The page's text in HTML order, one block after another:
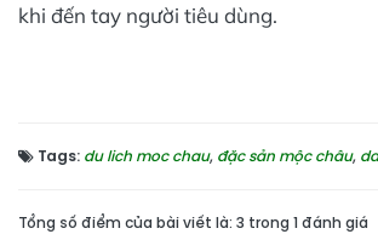
khi đến tay người tiêu dùng.
Tags: du lich moc chau, đặc sản mộc châu,
Tổng số điểm của bài viết là: 3 trong 1 đánh giá